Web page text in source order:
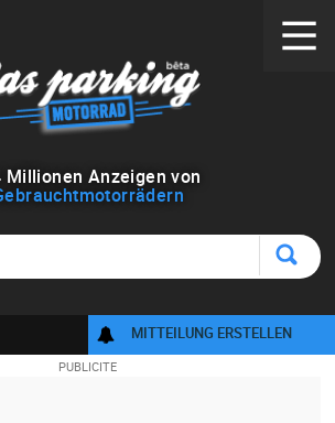
Millionen Anzeigen von
MITTEILUNG ERSTELLEN